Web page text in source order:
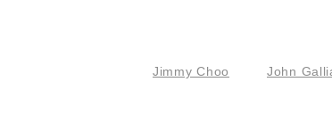
Jimmy Choo John